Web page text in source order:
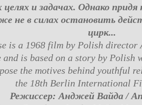
и задачах. Однако
не в силах остановить
цирк...
is a 1968 film by Polish director
and is based on a story by Polish
the motives behind youthful
the 18th Berlin International
Режиссер: Анджей Вайда /